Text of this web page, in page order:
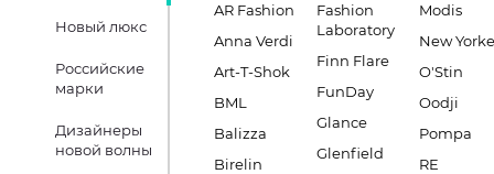
Новый люкс
Российские
марки
Дизайнеры
новой волны
AR Fashion
Anna Verdi
Art-T-Shok
BML
Balizza
Birelin
Fashion
Laboratory
Finn Flare
FunDay
Glance
Glenfield
Modis
New
O'Stin
Oodji
Pompa
RE